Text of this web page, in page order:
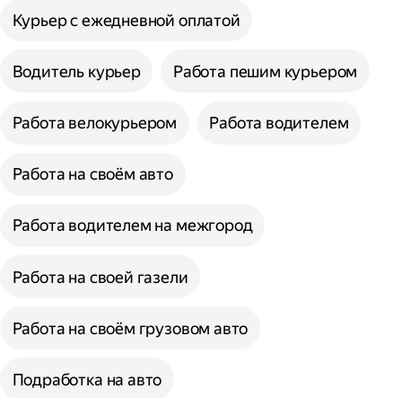
Курьер с ежедневной оплатой
Водитель курьер Работа пешим курьером
Работа велокурьером Работа водителем
Работа на своём авто
Работа водителем на межгород
Работа на своей газели
Работа на своём грузовом авто
Подработка на авто